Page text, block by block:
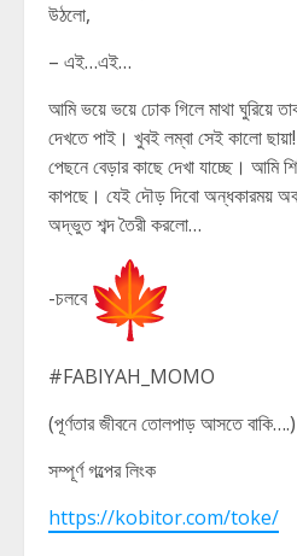
উঠলো,
– এই…এই…
আমি ভয়ে ভয়ে ঢোক গিলে মাথা ঘুরিয়ে
দেখতে পাই। খুবই লম্বা সেই কালো
পেছনে বেড়ার কাছে দেখা যাচ্ছে। আমি
কাপছে। যেই দৌড় দিবো অন্ধকারময়
অদ্ভুত শব্দ তৈরী করলো…
-চলবে
#FABIYAH_MOMO
(পূর্ণতার জীবনে তোলপাড় আসতে বাকি….)
সম্পূর্ণ গল্পের লিংক
https://kobitor.com/toke/